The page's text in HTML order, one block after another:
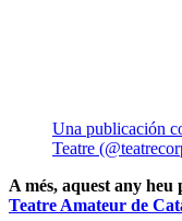
Una publicación
Teatre
A més, aquest any
Teatre Amateur de